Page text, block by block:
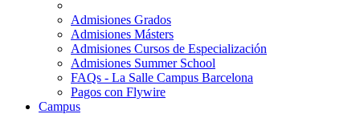
Admisiones Grados
Admisiones Másters
Admisiones Cursos de Especialización
Admisiones Summer School
FAQs - La Salle Campus Barcelona
Pagos con Flywire
Campus